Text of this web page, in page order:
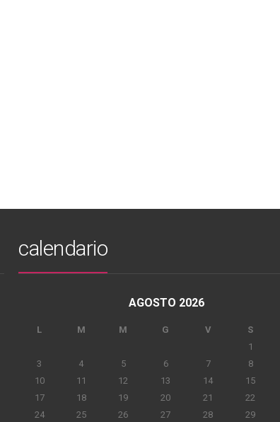
calendario
AGOSTO 2026
L M M G V S
1
3
4 5 6 7 8
10
11 12 13 14 15
17
18 19 20 21 22
24
25 26 27 28 29